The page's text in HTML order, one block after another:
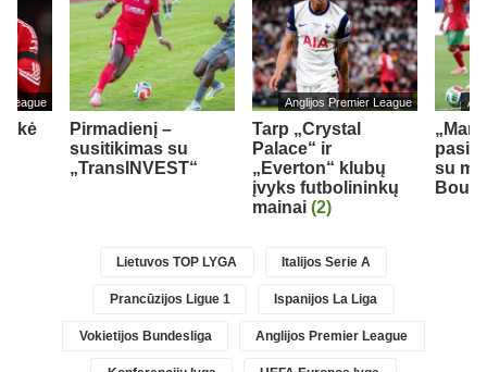
League
Pirmadienį –
susitikimas su
„TransINVEST“
Anglijos Premier League
Tarp „Crystal
Palace“ ir
„Everton“ klubų
įvyks futbolininkų
mainai (2)
„Man
su
Lietuvos TOP LYGA Italijos Serie A
Prancūzijos Ligue 1 Ispanijos La Liga
Vokietijos Bundesliga Anglijos Premier League